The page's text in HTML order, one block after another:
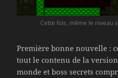
Cette fois, même le niveau
Première bonne nouvelle :
tout le contenu de la
monde et boss secrets